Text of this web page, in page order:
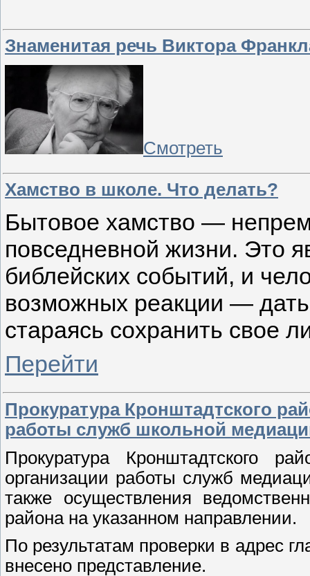
Знаменитая речь Виктора
Смотреть
Хамство в школе. Что делать?
Бытовое хамство —
повседневной жизни. Это
библейских событий, и
возможных реакции —
стараясь сохранить свое
Перейти
Прокуратура Кронштадтского
работы служб школьной
Прокуратура Кронштадтского
организации работы служб
также осуществления
района на указанном направлении.
По результатам проверки в адрес
внесено представление.